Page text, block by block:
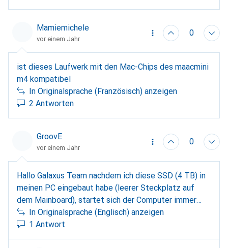
Mamiemichele
vor einem Jahr
0
ist dieses Laufwerk mit den Mac-Chips des maacmini
m4 kompatibel
In Originalsprache (Französisch) anzeigen
2 Antworten
GroovE
vor einem Jahr
0
Hallo Galaxus Team nachdem ich diese SSD (4 TB) in
meinen PC eingebaut habe (leerer Steckplatz auf
dem Mainboard), startet sich der Computer immer
wieder neu... Wenn ich sie wieder herausnehme,
kommt alles wieder zum Leben. Ist die SSD
kaputt/beschädigt? Der PC wurde auch hier auf
In Originalsprache (Englisch) anzeigen
1 Antwort